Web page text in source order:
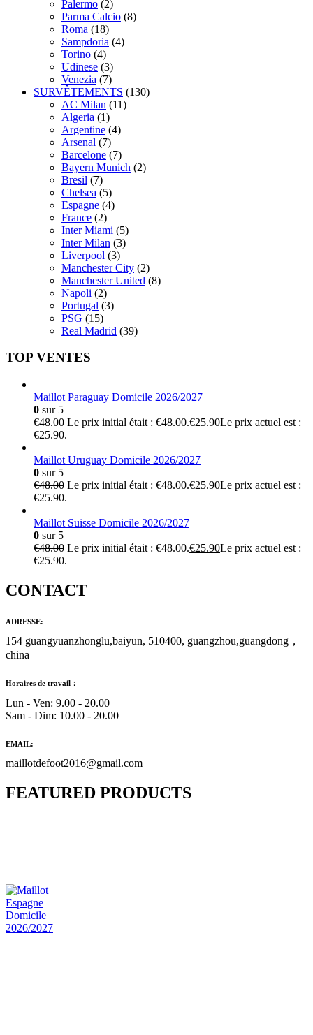
Palermo (2)
Parma Calcio (8)
Roma (18)
Sampdoria (4)
Torino (4)
Udinese (3)
Venezia (7)
SURVÊTEMENTS (130)
AC Milan (11)
Algeria (1)
Argentine (4)
Arsenal (7)
Barcelone (7)
Bayern Munich (2)
Bresil (7)
Chelsea (5)
Espagne (4)
France (2)
Inter Miami (5)
Inter Milan (3)
Liverpool (3)
Manchester City (2)
Manchester United (8)
Napoli (2)
Portugal (3)
PSG (15)
Real Madrid (39)
TOP VENTES
Maillot Paraguay Domicile 2026/2027
0 sur 5
€48.00 Le prix initial était : €48.00.€25.90Le prix actuel est :
€25.90.
Maillot Uruguay Domicile 2026/2027
0 sur 5
€48.00 Le prix initial était : €48.00.€25.90Le prix actuel est :
€25.90.
Maillot Suisse Domicile 2026/2027
0 sur 5
€48.00 Le prix initial était : €48.00.€25.90Le prix actuel est :
€25.90.
CONTACT
ADRESSE:
154 guangyuanzhonglu,baiyun, 510400, guangzhou,guangdong，
china
Horaires de travail：
Lun - Ven: 9.00 - 20.00
Sam - Dim: 10.00 - 20.00
EMAIL:
maillotdefoot2016@gmail.com
FEATURED PRODUCTS